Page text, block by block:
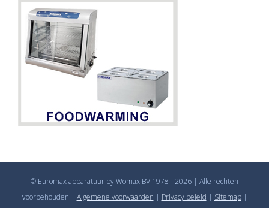
© Euromax apparatuur by Womax BV 1978 - 2026 | Alle rechten
voorbehouden | Algemene voorwaarden | Privacy beleid | Sitemap|